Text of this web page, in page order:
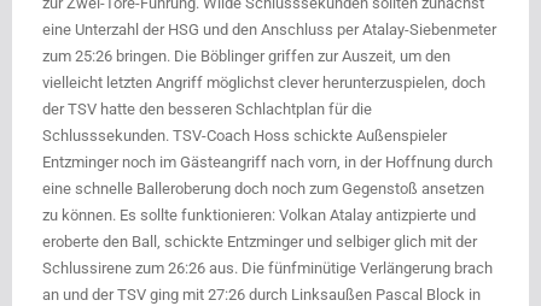
zur Zwei-Tore-Führung. Wilde Schlusssekunden sollten zunächst
eine Unterzahl der HSG und den Anschluss per Atalay-Siebenmeter
zum 25:26 bringen. Die Böblinger griffen zur Auszeit, um den
vielleicht letzten Angriff möglichst clever herunterzuspielen, doch
der TSV hatte den besseren Schlachtplan für die
Schlusssekunden. TSV-Coach Hoss schickte Außenspieler
Entzminger noch im Gästeangriff nach vorn, in der Hoffnung durch
eine schnelle Balleroberung doch noch zum Gegenstoß ansetzen
zu können. Es sollte funktionieren: Volkan Atalay antizpierte und
eroberte den Ball, schickte Entzminger und selbiger glich mit der
Schlussirene zum 26:26 aus. Die fünfminütige Verlängerung brach
an und der TSV ging mit 27:26 durch Linksaußen Pascal Block in